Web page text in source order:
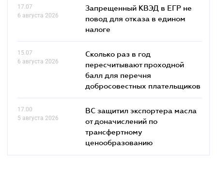
17.07
6 августа 2026
Запрещенный КВЭД в ЕГР не
повод для отказа в едином
налоге
15.07
6 августа 2026
Сколько раз в год
пересчитывают проходной
балл для перечня
добросовестных плательщиков
17.00
5 августа 2026
ВС защитил экспортера масла
от доначислений по
трансфертному
ценообразованию